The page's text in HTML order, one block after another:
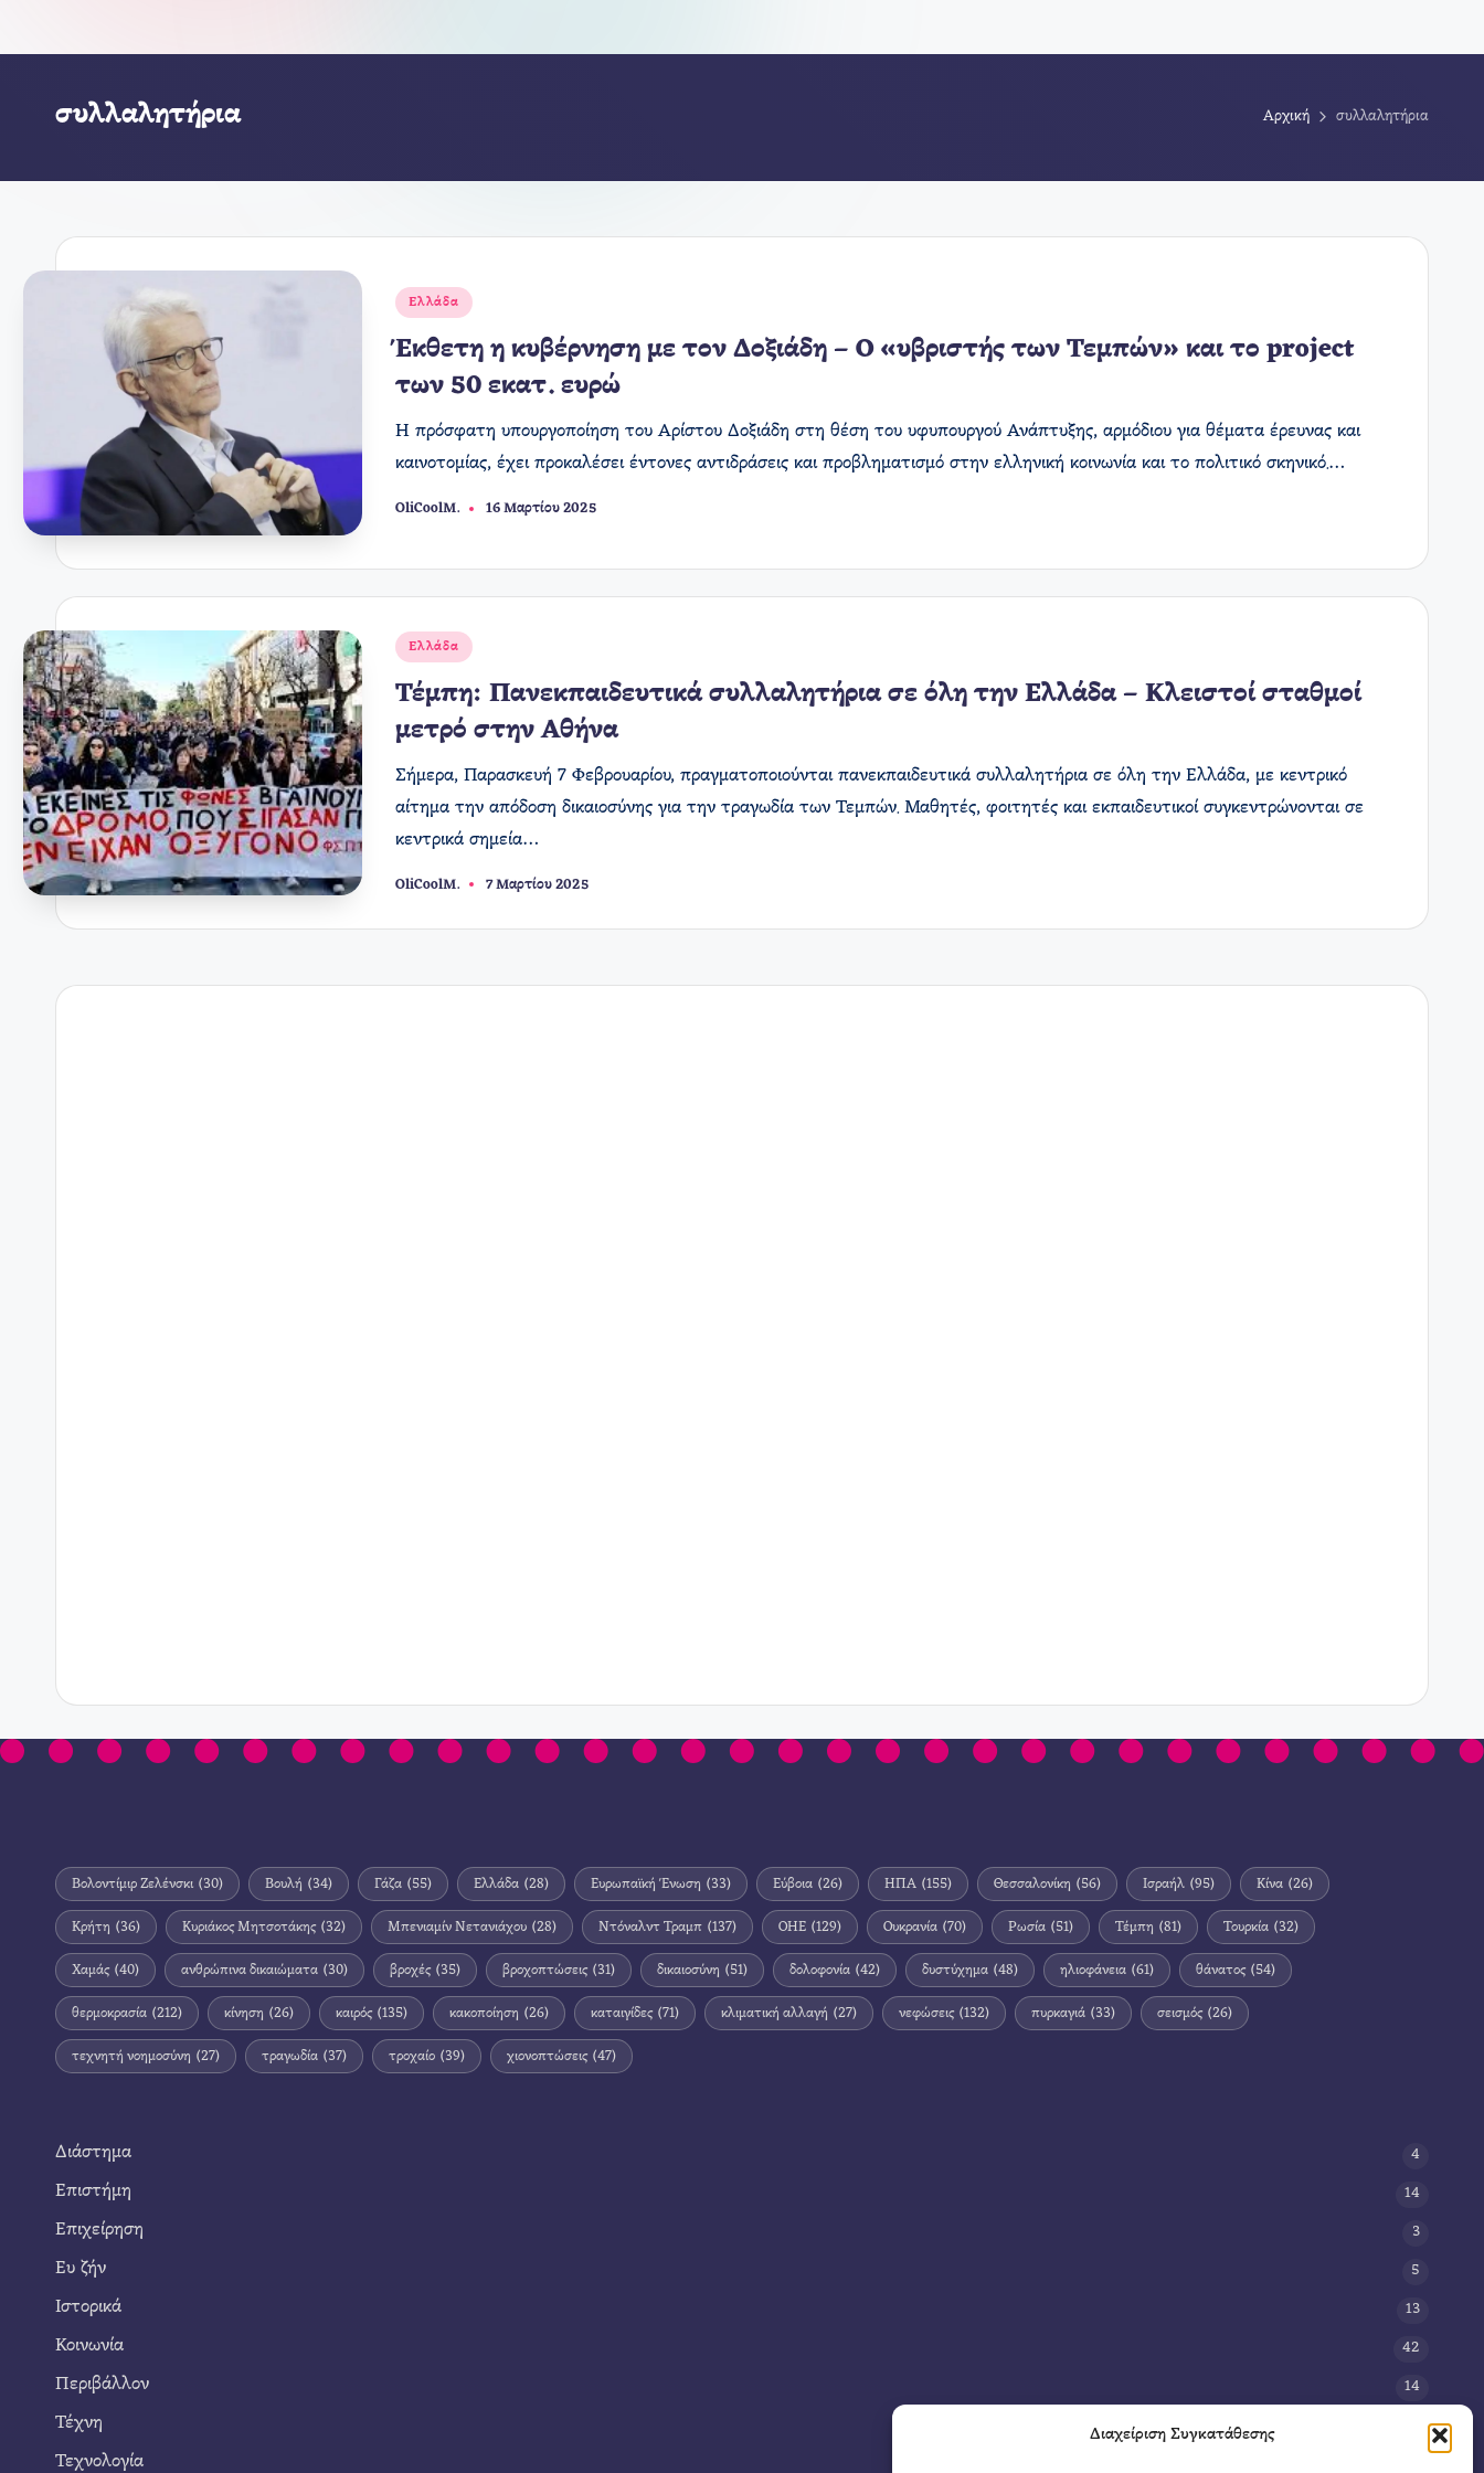
Διαχείριση Συγκατάθεσης
συλλαλητήρια Αρχική συλλαλητήρια
Αναρτήθηκε
Ελλάδα
Έκθετη η κυβέρνηση με τον Δοξιάδη – Ο «υβριστής των Τεμπών» και το project
των 50 εκατ. ευρώ
​Η πρόσφατη υπουργοποίηση του Αρίστου Δοξιάδη στη θέση του υφυπουργού Ανάπτυξης, αρμόδιου για θέματα έρευνας και
καινοτομίας, έχει προκαλέσει έντονες αντιδράσεις και προβληματισμό στην ελληνική κοινωνία και το πολιτικό σκηνικό.…
Συγγραφέας:
OliCoolM. 16 Μαρτίου 2025
Αναρτήθηκε
Ελλάδα
Τέμπη: Πανεκπαιδευτικά συλλαλητήρια σε όλη την Ελλάδα – Κλειστοί σταθμοί
μετρό στην Αθήνα
Σήμερα, Παρασκευή 7 Φεβρουαρίου, πραγματοποιούνται πανεκπαιδευτικά συλλαλητήρια σε όλη την Ελλάδα, με κεντρικό
αίτημα την απόδοση δικαιοσύνης για την τραγωδία των Τεμπών. Μαθητές, φοιτητές και εκπαιδευτικοί συγκεντρώνονται σε
κεντρικά σημεία…
Συγγραφέας:
OliCoolM. 7 Μαρτίου 2025
Βολοντίμιρ Ζελένσκι (30) Βουλή (34) Γάζα (55) Ελλάδα (28) Ευρωπαϊκή Ένωση (33) Εύβοια (26) ΗΠΑ (155) Θεσσαλονίκη (56) Ισραήλ (95) Κίνα (26)
Κρήτη (36) Κυριάκος Μητσοτάκης (32) Μπενιαμίν Νετανιάχου (28) Ντόναλντ Τραμπ (137) ΟΗΕ (129) Ουκρανία (70) Ρωσία (51) Τέμπη (81) Τουρκία (32)
Χαμάς (40) ανθρώπινα δικαιώματα (30) βροχές (35) βροχοπτώσεις (31) δικαιοσύνη (51) δολοφονία (42) δυστύχημα (48) ηλιοφάνεια (61) θάνατος (54)
θερμοκρασία (212) κίνηση (26) καιρός (135) κακοποίηση (26) καταιγίδες (71) κλιματική αλλαγή (27) νεφώσεις (132) πυρκαγιά (33) σεισμός (26)
τεχνητή νοημοσύνη (27) τραγωδία (37) τροχαίο (39) χιονοπτώσεις (47)
Διάστημα 4
Επιστήμη 14
Επιχείρηση 3
Ευ ζήν 5
Ιστορικά 13
Κοινωνία 42
Περιβάλλον 14
Τέχνη
Τεχνολογία